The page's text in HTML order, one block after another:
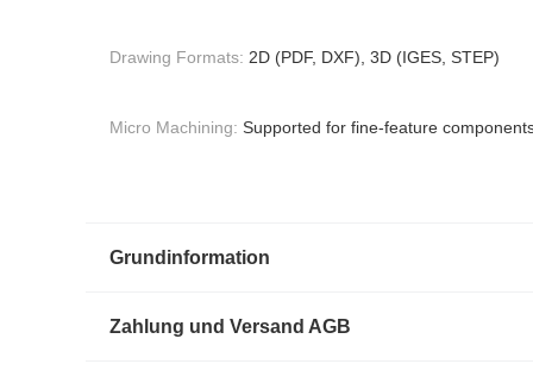
Drawing Formats: 2D (PDF, DXF), 3D (IGES, STEP)
Micro Machining: Supported for fine-feature
Grundinformation
Zahlung und Versand AGB